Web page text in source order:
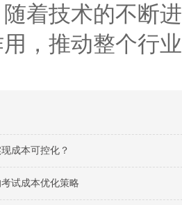
着技术的不断
，推动整个行
成本可控化？
试成本优化策略